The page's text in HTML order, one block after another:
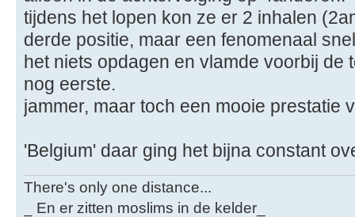
tijdens het lopen kon ze er 2 inhalen
derde positie, maar een fenomenaal
het niets opdagen en vlamde voorbij de
nog eerste.
jammer, maar toch een mooie prestatie
'Belgium' daar ging het bijna constant
There's only one distance...
_ En er zitten moslims in de kelder_